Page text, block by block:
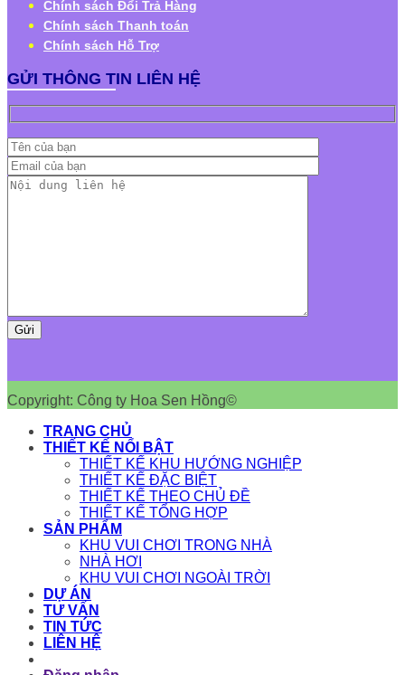
Chính sách Đổi Trả Hàng
Chính sách Thanh toán
Chính sách Hỗ Trợ
GỬI THÔNG TIN LIÊN HỆ
Copyright: Công ty Hoa Sen Hồng©
TRANG CHỦ
THIẾT KẾ NỔI BẬT
THIẾT KẾ KHU HƯỚNG NGHIỆP
THIẾT KẾ ĐẶC BIỆT
THIẾT KẾ THEO CHỦ ĐỀ
THIẾT KẾ TỔNG HỢP
SẢN PHẨM
KHU VUI CHƠI TRONG NHÀ
NHÀ HƠI
KHU VUI CHƠI NGOÀI TRỜI
DỰ ÁN
TƯ VẤN
TIN TỨC
LIÊN HỆ